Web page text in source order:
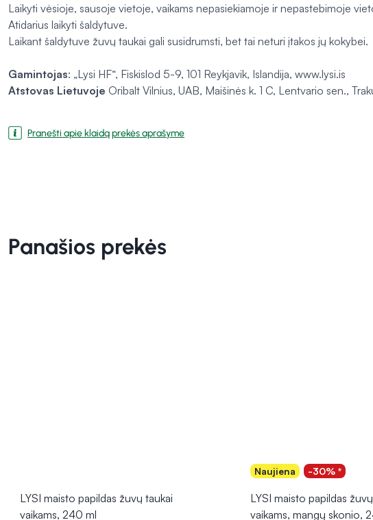
Laikyti vėsioje, sausoje vietoje, vaikams nepasiekiamoje ir nepastebimoje
Atidarius laikyti šaldytuve.
Laikant šaldytuve žuvų taukai gali susidrumsti, bet tai neturi įtakos jų kokybei.
Gamintojas: „Lysi HF“, Fiskislod 5-9, 101 Reykjavik, Islandija, www.lysi.is
Atstovas Lietuvoje Oribalt Vilnius, UAB, Maišinės k. 1 C, Lentvario sen.,
Pranešti apie klaidą prekės aprašyme
Panašios prekės
LYSI maisto papildas žuvų taukai
vaikams, 240 ml
Naujiena -30% *
LYSI maisto papildas
vaikams, mangų skonio,